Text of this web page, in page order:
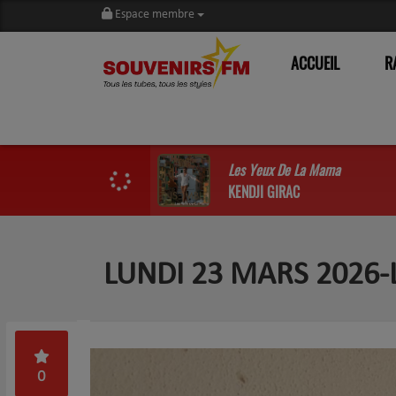
Espace membre
ACCUEIL
Les Yeux De La Mama
KENDJI GIRAC
LUNDI 23 MARS 2026-
0